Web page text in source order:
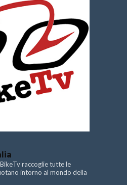
BikeTv raccoglie tutte le
intorno al mondo della